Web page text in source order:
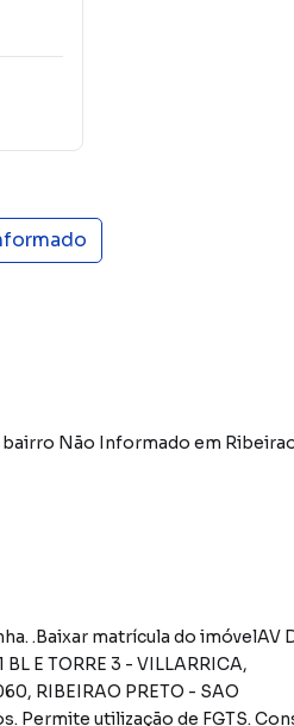
bairro Não Informado em
.Baixar matrícula do imóvelAV
E TORRE 3 - VILLARRICA,
RIBEIRAO PRETO - SAO
Permite utilização de FGTS.